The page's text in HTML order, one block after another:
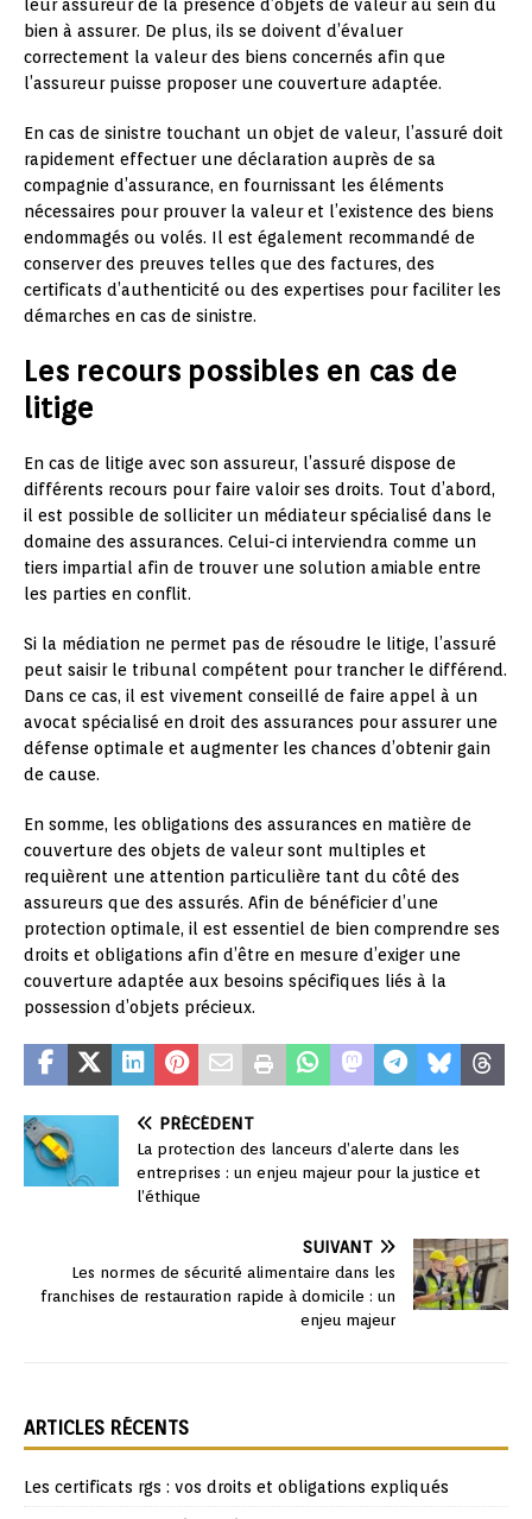
leur assureur de la présence d’objets de valeur au sein du
bien à assurer. De plus, ils se doivent d’évaluer
correctement la valeur des biens concernés afin que
l’assureur puisse proposer une couverture adaptée.
En cas de sinistre touchant un objet de valeur, l’assuré doit
rapidement effectuer une déclaration auprès de sa
compagnie d’assurance, en fournissant les éléments
nécessaires pour prouver la valeur et l’existence des biens
endommagés ou volés. Il est également recommandé de
conserver des preuves telles que des factures, des
certificats d’authenticité ou des expertises pour faciliter les
démarches en cas de sinistre.
Les recours possibles en cas de
litige
En cas de litige avec son assureur, l’assuré dispose de
différents recours pour faire valoir ses droits. Tout d’abord,
il est possible de solliciter un médiateur spécialisé dans le
domaine des assurances. Celui-ci interviendra comme un
tiers impartial afin de trouver une solution amiable entre
les parties en conflit.
Si la médiation ne permet pas de résoudre le litige, l’assuré
peut saisir le tribunal compétent pour trancher le différend.
Dans ce cas, il est vivement conseillé de faire appel à un
avocat spécialisé en droit des assurances pour assurer une
défense optimale et augmenter les chances d’obtenir gain
de cause.
En somme, les obligations des assurances en matière de
couverture des objets de valeur sont multiples et
requièrent une attention particulière tant du côté des
assureurs que des assurés. Afin de bénéficier d’une
protection optimale, il est essentiel de bien comprendre ses
droits et obligations afin d’être en mesure d’exiger une
couverture adaptée aux besoins spécifiques liés à la
possession d’objets précieux.
PRÉCÉDENT
La protection des lanceurs d’alerte dans les
entreprises : un enjeu majeur pour la justice et
l’éthique
SUIVANT
Les normes de sécurité alimentaire dans les
franchises de restauration rapide à domicile : un
enjeu majeur
ARTICLES RÉCENTS
Les certificats rgs : vos droits et obligations expliqués